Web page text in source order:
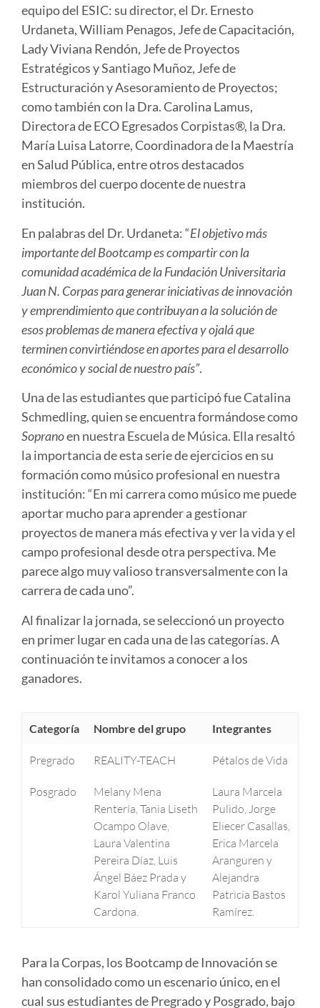
equipo del ESIC: su director, el Dr. Ernesto
Urdaneta, William Penagos, Jefe de Capacitación,
Lady Viviana Rendón, Jefe de Proyectos
Estratégicos y Santiago Muñoz, Jefe de
Estructuración y Asesoramiento de Proyectos;
como también con la Dra. Carolina Lamus,
Directora de ECO Egresados Corpistas®, la Dra.
María Luisa Latorre, Coordinadora de la Maestría
en Salud Pública, entre otros destacados
miembros del cuerpo docente de nuestra
institución.
En palabras del Dr. Urdaneta: “El objetivo más
importante del Bootcamp es compartir con la
comunidad académica de la Fundación Universitaria
Juan N. Corpas para generar iniciativas de innovación
y emprendimiento que contribuyan a la solución de
esos problemas de manera efectiva y ojalá que
terminen convirtiéndose en aportes para el desarrollo
económico y social de nuestro país”.
Una de las estudiantes que participó fue Catalina
Schmedling, quien se encuentra formándose como
Sopranoen nuestra Escuela de Música. Ella resaltó
la importancia de esta serie de ejercicios en su
formación como músico profesional en nuestra
institución: “En mi carrera como músico me puede
aportar mucho para aprender a gestionar
proyectos de manera más efectiva y ver la vida y el
campo profesional desde otra perspectiva. Me
parece algo muy valioso transversalmente con la
carrera de cada uno”.
Al finalizar la jornada, se seleccionó un proyecto
en primer lugar en cada una de las categorías. A
continuación te invitamos a conocer a los
ganadores.
Categoría Nombre del grupo Integrantes
Pregrado REALITY-TEACH Pétalos de Vida
Posgrado
Melany Mena
Rentería, Tania Liseth
Ocampo Olave,
Laura Valentina
Pereira Díaz, Luis
Ángel Báez Prada y
Karol Yuliana Franco
Cardona.
Laura Marcela
Pulido, Jorge
Eliecer Casallas,
Erica Marcela
Aranguren y
Alejandra
Patricia Bastos
Ramírez.
Para la Corpas, los Bootcamp de Innovación se
han consolidado como un escenario único, en el
cual sus estudiantes de Pregrado y Posgrado, bajo